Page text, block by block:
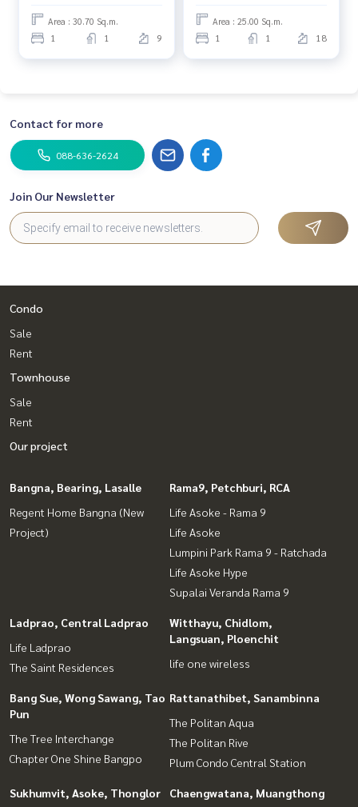
Area : 30.70 Sq.m.
1 1 9
Area : 25.00 Sq.m.
1 1 18
Contact for more
088-636-2624
Join Our Newsletter
Condo
Sale
Rent
Townhouse
Sale
Rent
Our project
Bangna, Bearing, Lasalle
Regent Home Bangna (New
Project)
Rama9, Petchburi, RCA
Life Asoke - Rama 9
Life Asoke
Lumpini Park Rama 9 - Ratchada
Life Asoke Hype
Supalai Veranda Rama 9
Ladprao, Central Ladprao
Life Ladprao
The Saint Residences
Witthayu, Chidlom,
Langsuan, Ploenchit
life one wireless
Bang Sue, Wong Sawang, Tao
Pun
The Tree Interchange
Chapter One Shine Bangpo
Rattanathibet, Sanambinna
The Politan Aqua
The Politan Rive
Plum Condo Central Station
Sukhumvit, Asoke, Thonglor Chaengwatana, Muangthong